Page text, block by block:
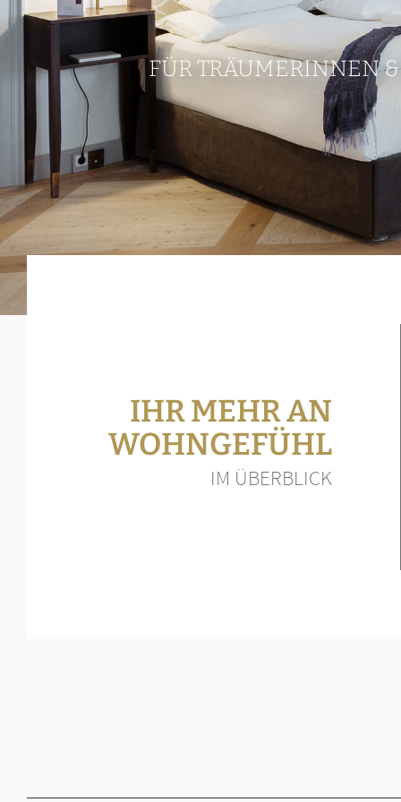
FÜR TRÄUMERINNEN
IHR MEHR AN
WOHNGEFÜHL
IM ÜBERBLICK